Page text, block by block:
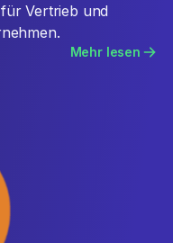
Vertrieb und
Mehr lesen